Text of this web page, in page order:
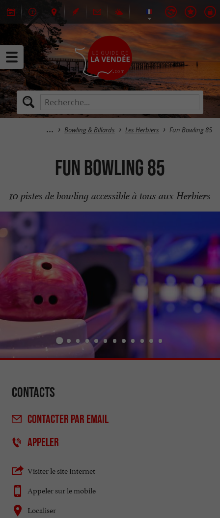
Bowling & Billards Les Herbiers Fun Bowling 85
Fun Bowling 85
10 pistes de bowling accessible à tous aux Herbiers
Contacts
CONTACTER PAR EMAIL
APPELER
Visiter le site Internet
Appeler sur le mobile
Localiser